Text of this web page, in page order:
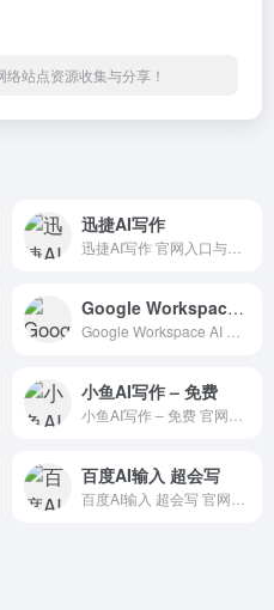
站点资源收集与分享！
迅捷AI写作
Google Workspace AI
小鱼AI写作 – 免费
百度AI输入 超会写